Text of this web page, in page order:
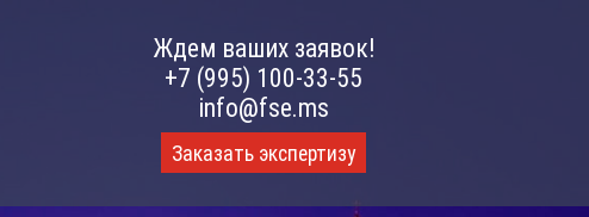
Ждем ваших заявок!
+7 (995) 100-33-55
info@fse.ms
Заказать экспертизу